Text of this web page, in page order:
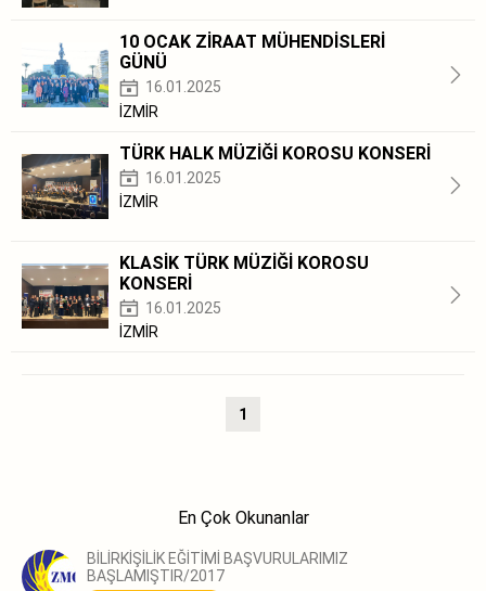
10 OCAK ZİRAAT MÜHENDİSLERİ
GÜNÜ
16.01.2025
İZMİR
TÜRK HALK MÜZİĞİ KOROSU KONSERİ
16.01.2025
İZMİR
KLASİK TÜRK MÜZİĞİ KOROSU
KONSERİ
16.01.2025
İZMİR
1
En Çok Okunanlar
BİLİRKİŞİLİK EĞİTİMİ BAŞVURULARIMIZ
BAŞLAMIŞTIR/2017